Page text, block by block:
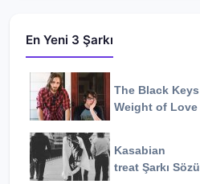
En Yeni 3 Şarkı
The Black Keys
Weight of Love
Kasabian
treat Şarkı Sözü